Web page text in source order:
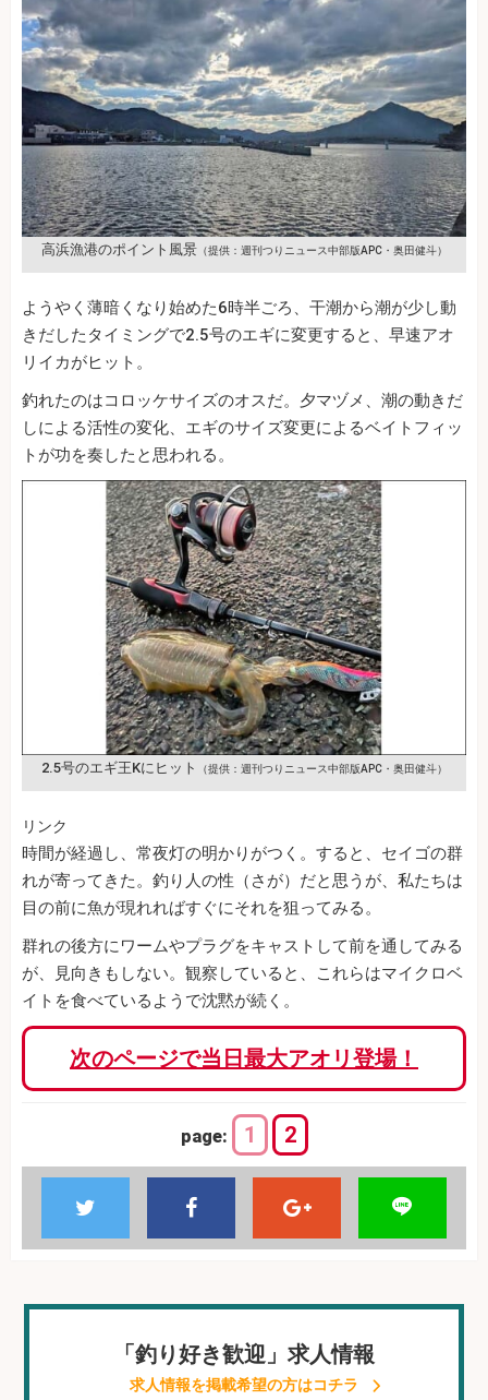
高浜漁港のポイント風景（提供：週刊つりニュース中部版APC・奥田健斗）
ようやく薄暗くなり始めた6時半ごろ、干潮から潮が少し動
きだしたタイミングで2.5号のエギに変更すると、早速アオ
リイカがヒット。
釣れたのはコロッケサイズのオスだ。夕マヅメ、潮の動きだ
しによる活性の変化、エギのサイズ変更によるベイトフィッ
トが功を奏したと思われる。
2.5号のエギ王Kにヒット （提供：週刊つりニュース中部版APC・奥田健斗）
リンク
時間が経過し、常夜灯の明かりがつく。すると、セイゴの群
れが寄ってきた。釣り人の性（さが）だと思うが、私たちは
目の前に魚が現れればすぐにそれを狙ってみる。
群れの後方にワームやプラグをキャストして前を通してみる
が、見向きもしない。観察していると、これらはマイクロベ
イトを食べているようで沈黙が続く。
次のページで当日最大アオリ登場！
page: 1 2
「釣り好き歓迎」求人情報
求人情報を掲載希望の方はコチラ